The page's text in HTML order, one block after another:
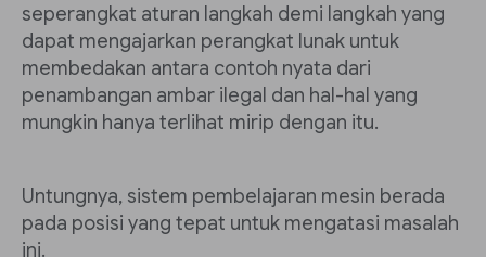
seperangkat aturan langkah demi langkah yang
dapat mengajarkan perangkat lunak untuk
membedakan antara contoh nyata dari
penambangan ambar ilegal dan hal-hal yang
mungkin hanya terlihat mirip dengan itu.
Untungnya, sistem pembelajaran mesin berada
pada posisi yang tepat untuk mengatasi masalah
ini.